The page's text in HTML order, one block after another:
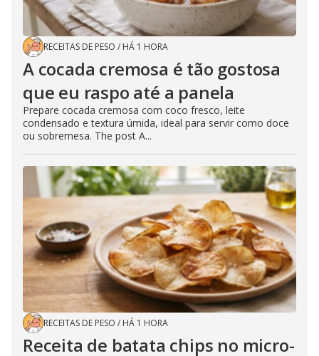
RECEITAS DE PESO / HÁ 1 HORA
A cocada cremosa é tão gostosa
que eu raspo até a panela
Prepare cocada cremosa com coco fresco, leite
condensado e textura úmida, ideal para servir como doce
ou sobremesa. The post A...
RECEITAS DE PESO / HÁ 1 HORA
Receita de batata chips no micro-